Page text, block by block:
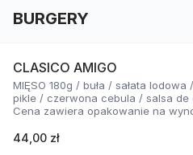
BURGERY
CLASICO AMIGO
MIĘSO 180g / buła / sałata
pikle / czerwona cebula / salsa de
Cena zawiera opakowanie na
44,00 zł